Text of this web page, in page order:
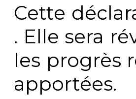
Cette
. Elle sera
les progrès
apportées.